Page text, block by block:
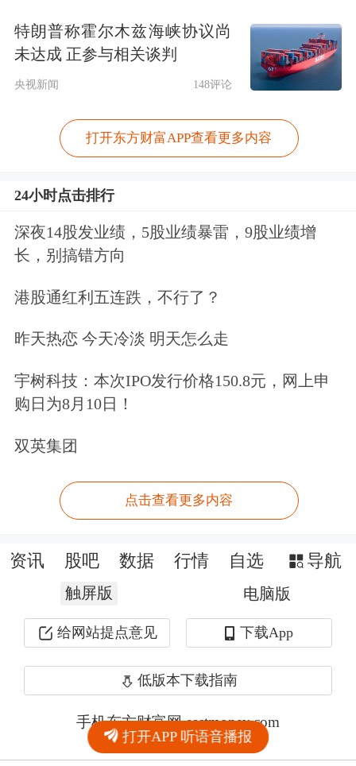
特朗普称霍尔木兹海峡协议尚
未达成 正参与相关谈判
央视新闻 148评论
打开东方财富APP查看更多内容
24小时点击排行
深夜14股发业绩，5股业绩暴雷，9股业绩增
长，别搞错方向
港股通红利五连跌，不行了？
昨天热恋 今天冷淡 明天怎么走
宇树科技：本次IPO发行价格150.8元，网上申
购日为8月10日！
双英集团
点击查看更多内容
打开APP 听语音播报
资讯 股吧 数据 行情 自选 导航
触屏版 电脑版
给网站提点意见 下载App
低版本下载指南
手机东方财富网 eastmoney.com
网站备案号:沪ICP备05006054号-11